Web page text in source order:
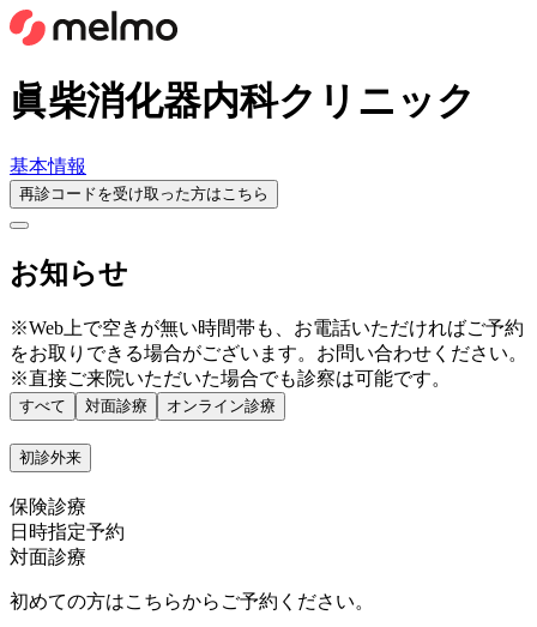
眞柴消化器内科クリニック
基本情報
再診コードを受け取った方はこちら
お知らせ
※Web上で空きが無い時間帯も、お電話いただければご予約
をお取りできる場合がございます。お問い合わせください。
※直接ご来院いただいた場合でも診察は可能です。
すべて 対面診療 オンライン診療
初診外来
保険診療
日時指定予約
対面診療
初めての方はこちらからご予約ください。